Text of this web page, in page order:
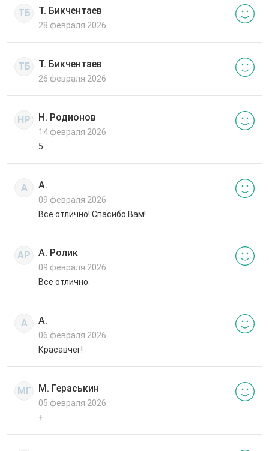
ТБ Т. Бикчентаев
28 февраля 2026
ТБ Т. Бикчентаев
26 февраля 2026
НР Н. Родионов
14 февраля 2026
5
А А.
09 февраля 2026
Все отлично! Спасибо Вам!
АР А. Ролик
09 февраля 2026
Все отлично.
А А.
06 февраля 2026
Красавчег!
МГ М. Гераськин
05 февраля 2026
+